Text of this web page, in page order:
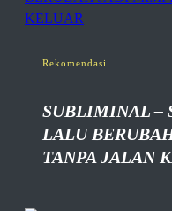
Rekomendasi
SUBLIMINAL –
LALU
TANPA JALAN